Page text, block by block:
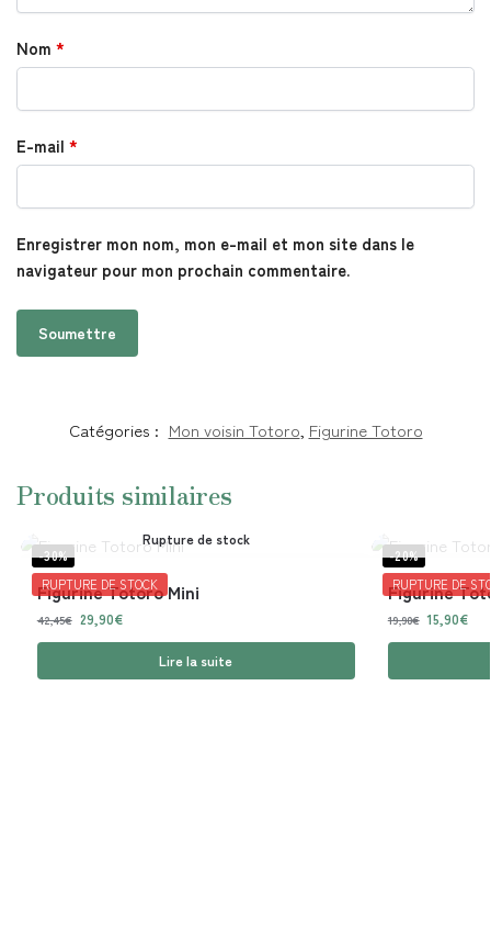
Nom *
E-mail *
Enregistrer mon nom, mon e-mail et mon site dans le
navigateur pour mon prochain commentaire.
Catégories : Mon voisin Totoro, Figurine Totoro
Produits similaires
-30%
RUPTURE DE STOCK
Rupture de stock
Figurine Totoro Mini
42,45€ 29,90€
Lire la suite
-20%
RUPTURE DE
Figurine
19,90€ 15,90€